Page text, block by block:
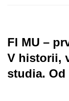
FI MU –
V historii,
studia. Od